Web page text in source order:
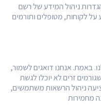
ניהול המידע של רשם
לקוחות, מטופלים ותורמים
באמת. אנחנו דואגים לשמור,
זרים לא יוכלו לגשת
ניהול הרשאות משתמשים,
מחמירות